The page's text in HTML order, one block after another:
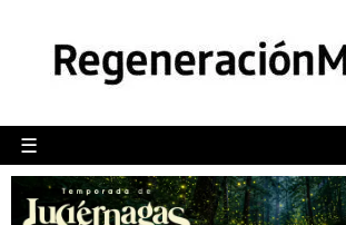
☰
POLÍTICA
CAMALEÓN
OPINIÓN